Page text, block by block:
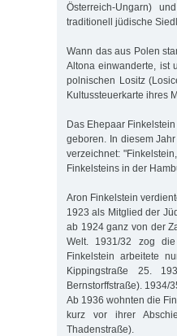
Österreich-Ungarn)
traditionell jüdische
Wann das aus Polen
Altona einwanderte, ist
polnischen Lositz
Kultussteuerkarte ihres
Das Ehepaar
geboren. In diesem
verzeichnet:
Finkelsteins in der
Aron Finkelstein
1923 als Mitglied der
ab 1924 ganz von der
Welt. 1931/32 zog
Finkelstein arbeitete
Kippingstraße 25.
Bernstorffstraße). 1934/
Ab 1936 wohnten die
kurz vor ihrer
Thadenstraße).